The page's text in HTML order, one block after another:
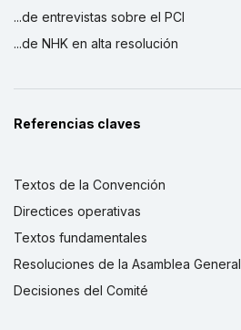
...de entrevistas sobre el PCI
...de NHK en alta resolución
Referencias claves
Textos de la Convención
Directices operativas
Textos fundamentales
Resoluciones de la Asamblea General
Decisiones del Comité